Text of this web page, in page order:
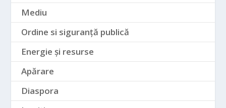
Mediu
Ordine si siguranță publică
Energie și resurse
Apărare
Diaspora